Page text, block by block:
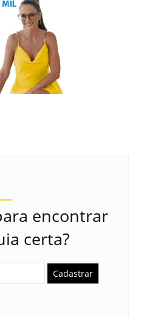
encontrar
certa?
Cadastrar